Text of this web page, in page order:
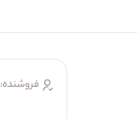
فروشنده: